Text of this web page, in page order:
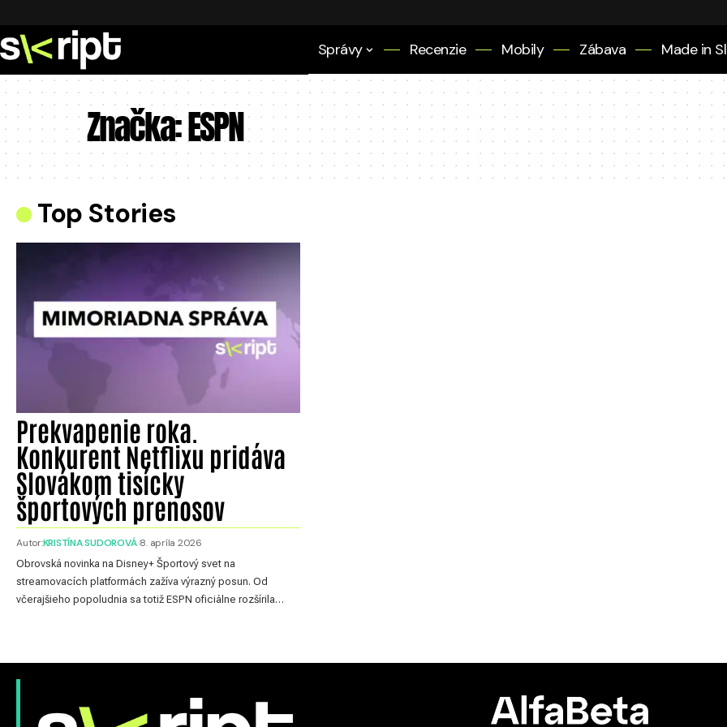
Správy Recenzie Mobily Zábava Made in
Značka:ESPN
Top Stories
Prekvapenie roka.
Konkurent Netflixu pridáva
Slovákom tisícky
športových prenosov
Autor:KRISTÍNA SUDOROVÁ 8. apríla 2026
Obrovská novinka na Disney+ Športový svet na
streamovacích platformách zažíva výrazný posun. Od
včerajšieho popoludnia sa totiž ESPN oficiálne rozšírila…